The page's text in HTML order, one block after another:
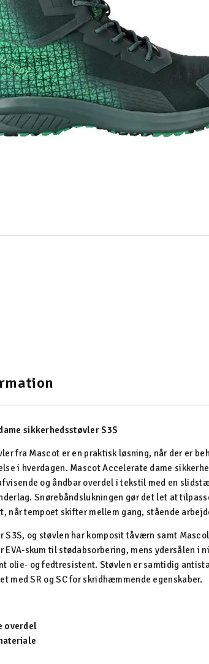
sikkerhedsstøvler S3S
fra Mascot er en praktisk løsning, når der er
i hverdagen. Mascot Accelerate dame
og åndbar overdel i tekstil med en
Snørebåndslukningen gør det let at
når tempoet skifter mellem gang, stående
S3S, og støvlen har komposit tåværn samt
EVA-skum til stødabsorbering, mens ydersålen i
olie- og fedtresistent. Støvlen er samtidig
med SR og SC for skridhæmmende egenskaber.
overdel